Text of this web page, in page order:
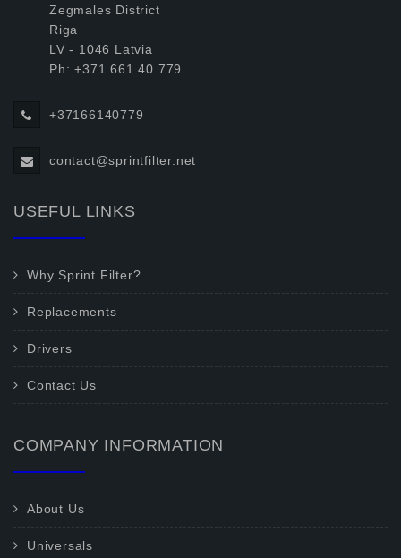
Zegmales District
Riga
LV - 1046 Latvia
Ph: +371.661.40.779
+37166140779
contact@sprintfilter.net
USEFUL LINKS
Why Sprint Filter?
Replacements
Drivers
Contact Us
COMPANY INFORMATION
About Us
Universals